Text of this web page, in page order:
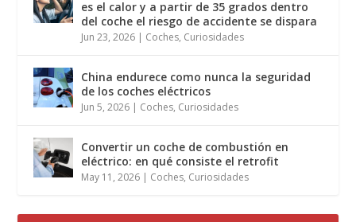
es el calor y a partir de 35 grados dentro
del coche el riesgo de accidente se dispara
Jun 23, 2026 | Coches, Curiosidades
China endurece como nunca la seguridad
de los coches eléctricos
Jun 5, 2026 | Coches, Curiosidades
Convertir un coche de combustión en
eléctrico: en qué consiste el retrofit
May 11, 2026 | Coches, Curiosidades